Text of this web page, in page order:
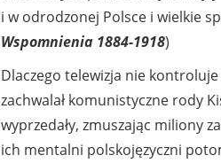
i w odrodzonej Polsce i wielkie
Wspomnienia 1884-1918)
Dlaczego telewizja nie
zachwalał komunistyczne rody
wyprzedały, zmuszając miliony
ich mentalni polskojęzyczni